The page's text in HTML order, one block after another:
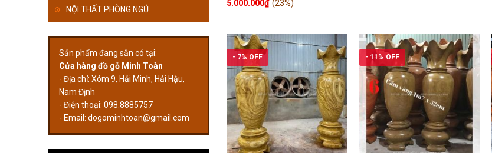
NỘI THẤT PHÒNG NGỦ
Sản phẩm đang sẵn có tại:
Cửa hàng đồ gỗ Minh Toàn
- Địa chỉ: Xóm 9, Hải Minh, Hải Hậu,
Nam Định
- Điện thoại: 098.8885757
- Email: dogominhtoan@gmail.com
5.000.000₫ (23%)
- 7% OFF - 11% OFF